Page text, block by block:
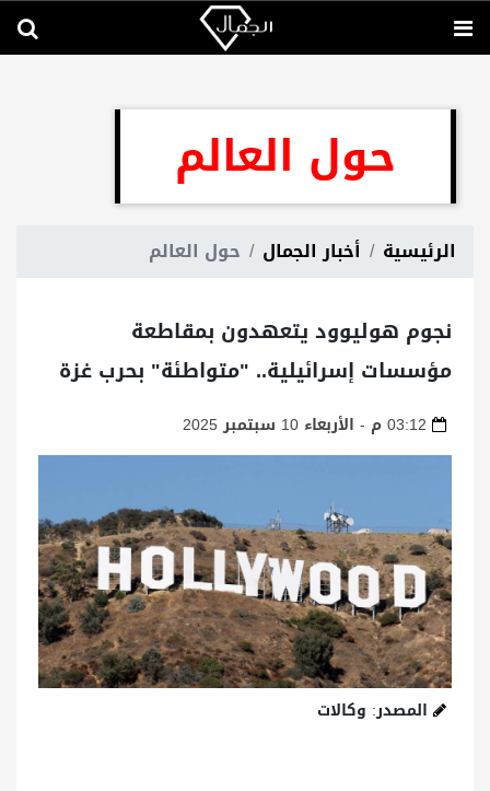
حول العالم
الرئيسية أخبار الجمال حول العالم
نجوم هوليوود يتعهدون بمقاطعة
مؤسسات إسرائيلية.. "متواطئة" بحرب غزة
المصدر: وكالات